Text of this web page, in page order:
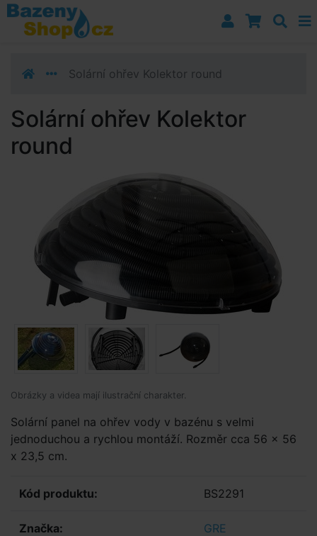
Přejít k navigaci
Přejít na obsah
Přejít k postrannímu sloupci
Solární ohřev Kolektor round
Solární ohřev Kolektor
round
Obrázky a videa mají ilustrační charakter.
Solární panel na ohřev vody v bazénu s velmi
jednoduchou a rychlou montáží. Rozměr cca 56 x 56
x 23,5 cm.
Kód produktu: BS2291
Značka: GRE